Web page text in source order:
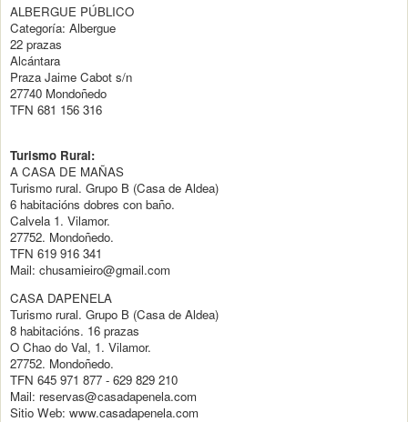
ALBERGUE PÚBLICO
Categoría: Albergue
22 prazas
Alcántara
Praza Jaime Cabot s/n
27740 Mondoñedo
TFN 681 156 316
Turismo Rural:
A CASA DE MAÑAS
Turismo rural. Grupo B (Casa de Aldea)
6 habitacións dobres con baño.
Calvela 1. Vilamor.
27752. Mondoñedo.
TFN 619 916 341
Mail: chusamieiro@gmail.com
CASA DAPENELA
Turismo rural. Grupo B (Casa de Aldea)
8 habitacións. 16 prazas
O Chao do Val, 1. Vilamor.
27752. Mondoñedo.
TFN 645 971 877 - 629 829 210
Mail: reservas@casadapenela.com
Sitio Web: www.casadapenela.com